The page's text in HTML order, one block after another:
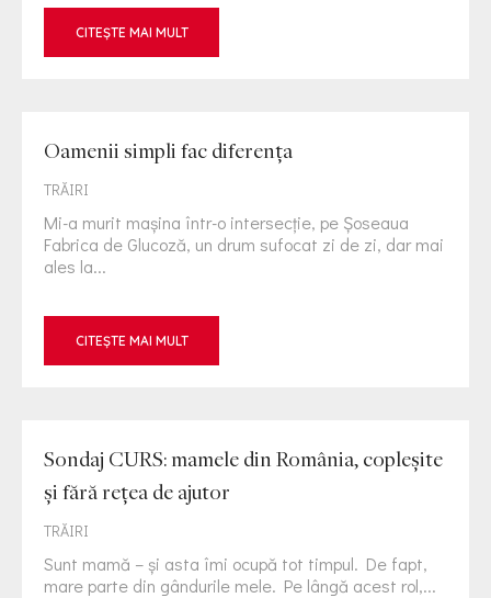
CITEȘTE MAI MULT
Oamenii simpli fac diferența
TRĂIRI
Mi-a murit mașina într-o intersecție, pe Șoseaua
Fabrica de Glucoză, un drum sufocat zi de zi, dar mai
ales la...
CITEȘTE MAI MULT
Sondaj CURS: mamele din România, copleșite
și fără rețea de ajutor
TRĂIRI
Sunt mamă – și asta îmi ocupă tot timpul. De fapt,
mare parte din gândurile mele. Pe lângă acest rol,...